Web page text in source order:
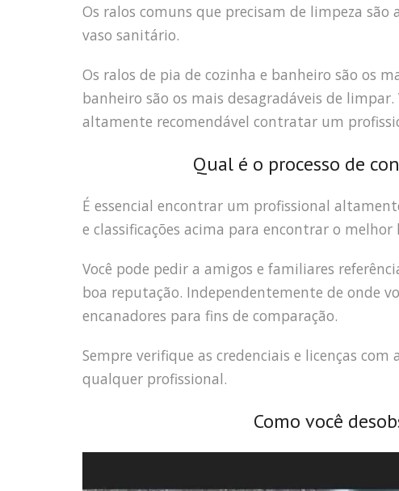
Os ralos comuns que precisam de limpeza
vaso sanitário.
Os ralos de pia de cozinha e banheiro são os
banheiro são os mais desagradáveis de
altamente recomendável contratar um
Qual é o processo de
É essencial encontrar um profissional
e classificações acima para encontrar o
Você pode pedir a amigos e familiares
boa reputação. Independentemente de onde
encanadores para fins de comparação.
Sempre verifique as credenciais e licenças
qualquer profissional.
Como você